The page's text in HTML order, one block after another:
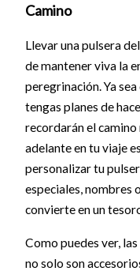
Camino
Llevar una pulsera
de mantener viva la
peregrinación. Ya
tengas planes de
recordarán el
adelante en tu viaje
personalizar tu
especiales, nombres
convierte en un
Como puedes ver,
no solo son